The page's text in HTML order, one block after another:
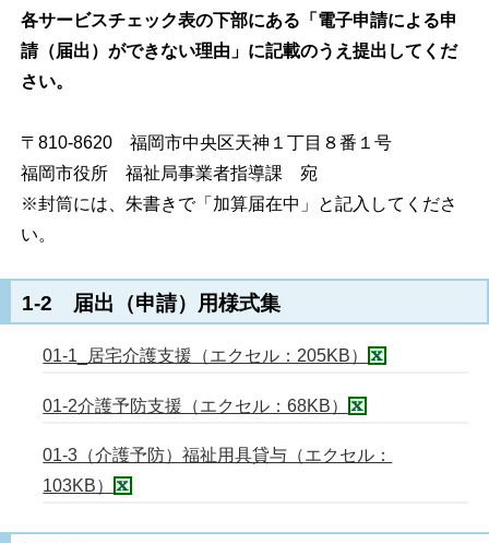
各サービスチェック表の下部にある「電子申請による申
請（届出）ができない理由」に記載のうえ提出してくだ
さい。
〒810-8620 福岡市中央区天神１丁目８番１号
福岡市役所 福祉局事業者指導課 宛
※封筒には、朱書きで「加算届在中」と記入してくださ
い。
1-2 届出（申請）用様式集
01-1_居宅介護支援（エクセル：205KB）
01-2介護予防支援（エクセル：68KB）
01-3（介護予防）福祉用具貸与（エクセル：
103KB）